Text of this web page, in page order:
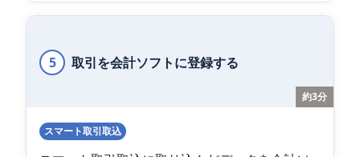
5 取引を会計ソフトに登録する
約3分
スマート取引取込